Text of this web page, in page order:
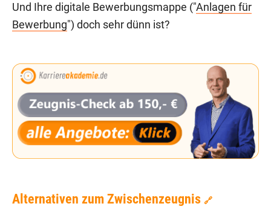
Und Ihre digitale Bewerbungsmappe ("Anlagen für
Bewerbung") doch sehr dünn ist?
Alternativen zum Zwischenzeugnis 🔗